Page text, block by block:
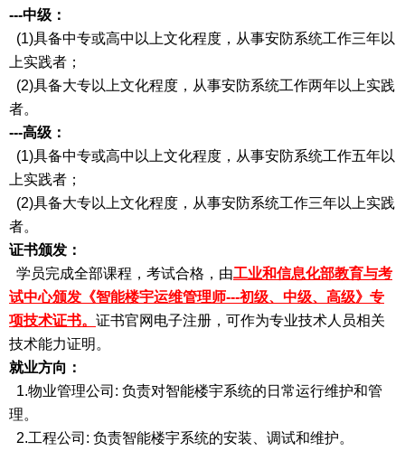
---中级：
(1)具备中专或高中以上文化程度，从事安防系统工作三年以
上实践者；
(2)具备大专以上文化程度，从事安防系统工作两年以上实践
者。
---高级：
(1)具备中专或高中以上文化程度，从事安防系统工作五年以
上实践者；
(2)具备大专以上文化程度，从事安防系统工作三年以上实践
者。
证书颁发：
学员完成全部课程，考试合格，由工业和信息化部教育与考
试中心颁发《智能楼宇运维管理师---初级、中级、高级》专
项技术证书。 证书官网电子注册，可作为专业技术人员相关
技术能力证明。
就业方向：
1.物业管理公司: 负责对智能楼宇系统的日常运行维护和管
理。
2.工程公司: 负责智能楼宇系统的安装、调试和维护。